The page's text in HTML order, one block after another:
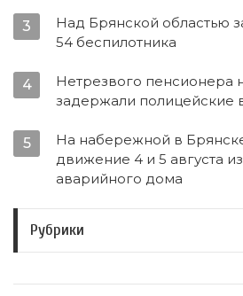
3
Над Брянской областью
54 беспилотника
4
Нетрезвого пенсионера
задержали полицейские
5
На набережной в
движение 4 и 5 августа
аварийного дома
Рубрики